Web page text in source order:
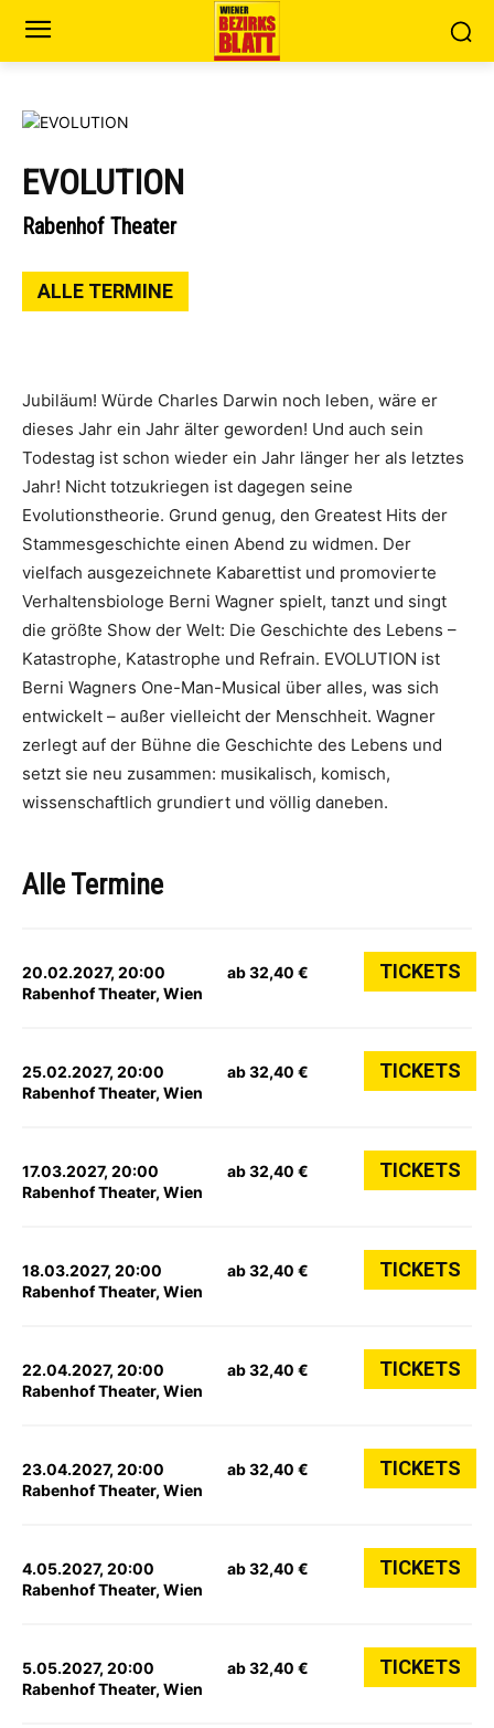
EVOLUTION
Rabenhof Theater
ALLE TERMINE
Jubiläum! Würde Charles Darwin noch leben, wäre er
dieses Jahr ein Jahr älter geworden! Und auch sein
Todestag ist schon wieder ein Jahr länger her als letztes
Jahr! Nicht totzukriegen ist dagegen seine
Evolutionstheorie. Grund genug, den Greatest Hits der
Stammesgeschichte einen Abend zu widmen. Der
vielfach ausgezeichnete Kabarettist und promovierte
Verhaltensbiologe Berni Wagner spielt, tanzt und singt
die größte Show der Welt: Die Geschichte des Lebens –
Katastrophe, Katastrophe und Refrain. EVOLUTION ist
Berni Wagners One-Man-Musical über alles, was sich
entwickelt – außer vielleicht der Menschheit. Wagner
zerlegt auf der Bühne die Geschichte des Lebens und
setzt sie neu zusammen: musikalisch, komisch,
wissenschaftlich grundiert und völlig daneben.
Alle Termine
20.02.2027, 20:00
Rabenhof Theater, Wien
ab 32,40 € TICKETS
25.02.2027, 20:00
Rabenhof Theater, Wien
ab 32,40 € TICKETS
17.03.2027, 20:00
Rabenhof Theater, Wien
ab 32,40 € TICKETS
18.03.2027, 20:00
Rabenhof Theater, Wien
ab 32,40 € TICKETS
22.04.2027, 20:00
Rabenhof Theater, Wien
ab 32,40 € TICKETS
23.04.2027, 20:00
Rabenhof Theater, Wien
ab 32,40 € TICKETS
4.05.2027, 20:00
Rabenhof Theater, Wien
ab 32,40 € TICKETS
5.05.2027, 20:00
Rabenhof Theater, Wien
ab 32,40 € TICKETS